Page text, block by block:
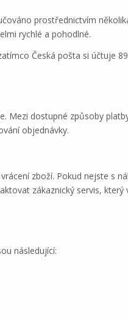
prostřednictvím
rychlé a pohodlné.
Česká pošta si účtuje
Mezi dostupné způsoby
objednávky.
zboží. Pokud nejste s
zákaznický servis, který
následující: